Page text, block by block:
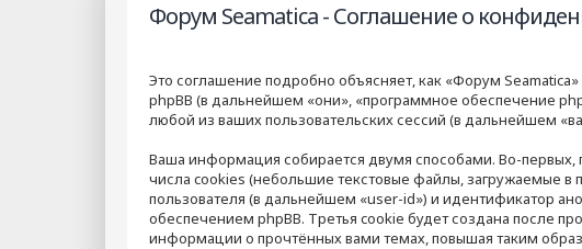
Форум Seamatica - Соглашение о
Это соглашение подробно объясняет, как «Форум
phpBB (в дальнейшем «они», «программное обеспечение
любой из ваших пользовательских сессий (в дальнейшем
Ваша информация собирается двумя способами. Во-
числа cookies (небольшие текстовые файлы, загружаемые
пользователя (в дальнейшем «user-id») и идентификатор
обеспечением phpBB. Третья cookie будет создана после
информации о прочтённых вами темах, повышая таким